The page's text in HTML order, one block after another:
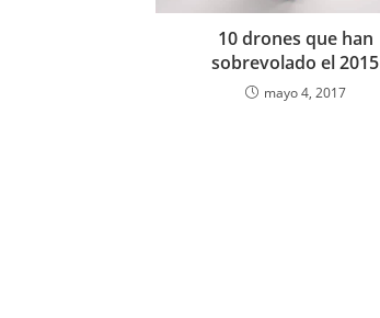
10 drones que han
sobrevolado el 2015
mayo 4, 2017